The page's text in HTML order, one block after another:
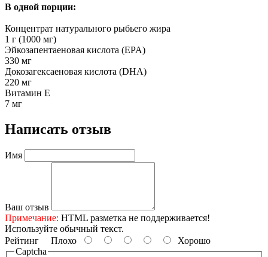
В одной порции:
Концентрат натурального рыбьего жира
1 г (1000 мг)
Эйкозапентаеновая кислота (EPA)
330 мг
Докозагексаеновая кислота (DHA)
220 мг
Витамин Е
7 мг
Написать отзыв
Имя
Ваш отзыв
Примечание: HTML разметка не поддерживается!
Используйте обычный текст.
Рейтинг Плохо
Хорошо
Captcha